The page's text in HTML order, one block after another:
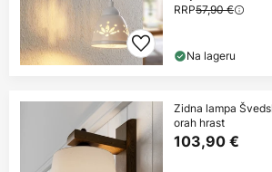
RRP57,90 €
Na lageru
Zidna lampa
orah hrast
103,90 €